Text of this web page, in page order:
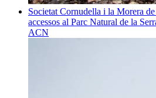
Societat Cornudella i la Morera
accessos al Parc Natural de la
ACN